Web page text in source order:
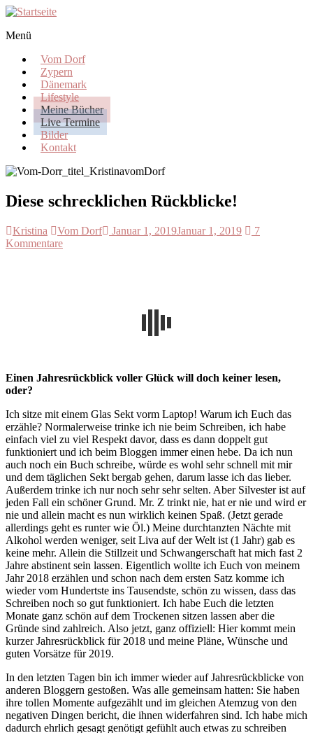
Skip
content
Kristina
Dorf
Egal
vom
Menü
Vom Dorf
Zypern
Dänemark
Lifestyle
Meine Bücher
Live Termine
Bilder
Kontakt
Diese schrecklichen Rückblicke!
Kristina Vom Dorf Januar 1, 2019Januar 1, 2019
7
Kommentare
Einen Jahresrückblick voller Glück will doch keiner lesen,
oder?
Ich sitze mit einem Glas Sekt vorm Laptop! Warum ich Euch das
erzähle? Normalerweise trinke ich nie beim Schreiben, ich habe
einfach viel zu viel Respekt davor, dass es dann doppelt gut
funktioniert und ich beim Bloggen immer einen hebe. Da ich nun
auch noch ein Buch schreibe, würde es wohl sehr schnell mit mir
und dem täglichen Sekt bergab gehen, darum lasse ich das lieber.
Außerdem trinke ich nur noch sehr sehr selten. Aber Silvester ist auf
jeden Fall ein schöner Grund. Mr. Z trinkt nie, hat er nie und wird er
nie und allein macht es nun wirklich keinen Spaß. (Jetzt gerade
allerdings geht es runter wie Öl.) Meine durchtanzten Nächte mit
Alkohol werden weniger, seit Liva auf der Welt ist (1 Jahr) gab es
keine mehr. Allein die Stillzeit und Schwangerschaft hat mich fast 2
Jahre abstinent sein lassen. Eigentlich wollte ich Euch von meinem
Jahr 2018 erzählen und schon nach dem ersten Satz komme ich
wieder vom Hundertste ins Tausendste, schön zu wissen, dass das
Schreiben noch so gut funktioniert. Ich habe Euch die letzten
Monate ganz schön auf dem Trockenen sitzen lassen aber die
Gründe sind zahlreich. Also jetzt, ganz offiziell: Hier kommt mein
kurzer Jahresrückblick für 2018 und meine Pläne, Wünsche und
guten Vorsätze für 2019.
In den letzten Tagen bin ich immer wieder auf Jahresrückblicke von
anderen Bloggern gestoßen. Was alle gemeinsam hatten: Sie haben
ihre tollen Momente aufgezählt und im gleichen Atemzug von den
negativen Dingen bericht, die ihnen widerfahren sind. Ich habe mich
dadurch ehrlich gesagt genötigt gefühlt auch etwas zu schreiben